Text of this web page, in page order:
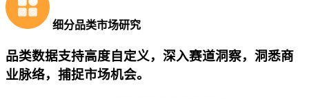
细分品类市场研究
品类数据支持高度自定义，深入赛道洞察，洞悉商
业脉络，捕捉市场机会。